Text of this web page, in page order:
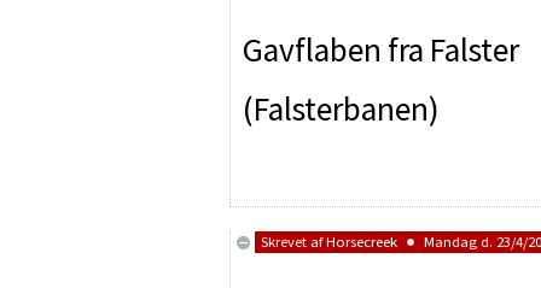
Gavflaben fra Falster
(Falsterbanen)
Skrevet afHorsecreek Mandag d. 23/4/